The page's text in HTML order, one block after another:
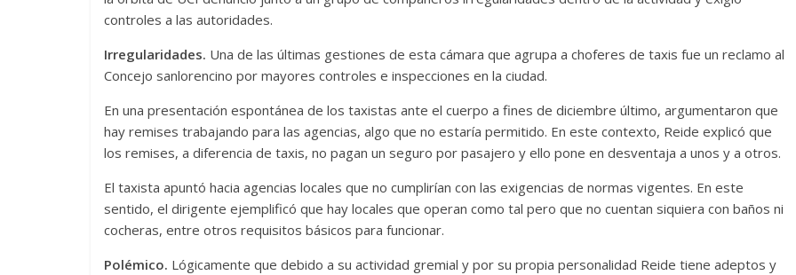
controles a las autoridades.
Irregularidades. Una de las últimas gestiones de esta cámara que agrupa a choferes de taxis fue un reclamo al
Concejo sanlorencino por mayores controles e inspecciones en la ciudad.
En una presentación espontánea de los taxistas ante el cuerpo a fines de diciembre último, argumentaron que
hay remises trabajando para las agencias, algo que no estaría permitido. En este contexto, Reide explicó que
los remises, a diferencia de taxis, no pagan un seguro por pasajero y ello pone en desventaja a unos y a otros.
El taxista apuntó hacia agencias locales que no cumplirían con las exigencias de normas vigentes. En este
sentido, el dirigente ejemplificó que hay locales que operan como tal pero que no cuentan siquiera con baños ni
cocheras, entre otros requisitos básicos para funcionar.
Polémico. Lógicamente que debido a su actividad gremial y por su propia personalidad Reide tiene adeptos y